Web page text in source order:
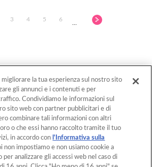
3 4 5 6
…
Torna Sopra
Prodotti
Cos'è Aquabeads?
la tua esperienza sul nostro sito
gli annunci e i contenuti e per
Condividiamo le informazioni sul
sito web con partner pubblicitari e di
combinare tali informazioni con altri
o che essi hanno raccolto tramite il tuo
in accordo con l'Informativa sulla
non impostiamo e non usiamo cookie a
per analizzare gli accessi web nel caso di